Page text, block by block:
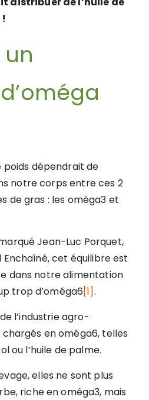
un
poids dépendrait de
notre corps entre ces 2
de gras : les oméga3 et
Jean-Luc Porquet,
cet équilibre est
dans notre alimentation
trop d’oméga6[1].
l’industrie agro-
en oméga6, telles
ou l’huile de palme.
elles ne sont plus
riche en oméga3, mais